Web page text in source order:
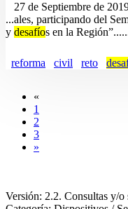
27 de Septiembre de
...ales, participando del
y desafíos en la
reforma civil reto
«
1
2
3
»
Versión: 2.2. Consultas y/o